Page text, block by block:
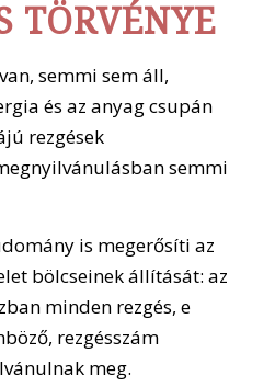
TÖRVÉNYE
semmi sem áll,
és az anyag csupán
rezgések
semmi
is megerősíti az
bölcseinek állítását: az
minden rezgés, e
rezgésszám
meg.